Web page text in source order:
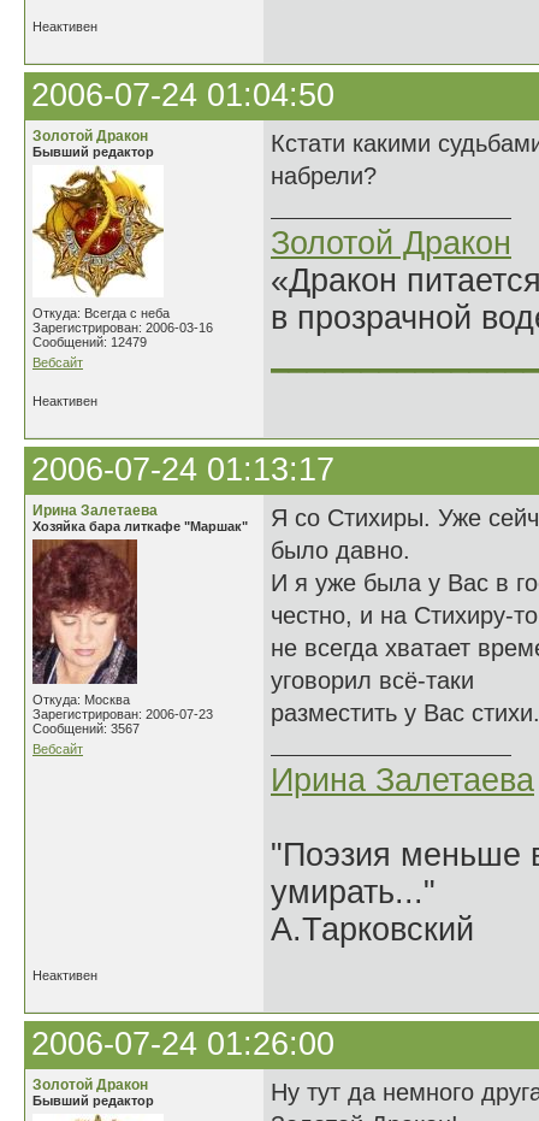
Неактивен
2006-07-24 01:04:50
Золотой Дракон
Бывший редактор
Откуда: Всегда с неба
Зарегистрирован: 2006-03-16
Сообщений: 12479
Вебсайт
Кстати какими
набрели?
Золотой Дракон
«Дракон
в прозрачной
Неактивен
2006-07-24 01:13:17
Ирина Залетаева
Хозяйка бара литкафе "Маршак"
Откуда: Москва
Зарегистрирован: 2006-07-23
Сообщений: 3567
Вебсайт
Я со Стихиры. Уже
было давно.
И я уже была у Вас в
честно, и на Стихиру-то
не всегда хватает
уговорил всё-таки
разместить у Вас стихи.
Ирина Залетаева
"Поэзия меньше
умирать..."
А.Тарковский
Неактивен
2006-07-24 01:26:00
Золотой Дракон
Бывший редактор
Ну тут да немного